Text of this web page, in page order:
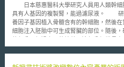
裡。發生這件事我並不意外，只不過我原
多侵權設計的人。雖然我承認我個人喜愛的
是神奇寶貝的粉絲也都會喜歡這設計的原
(generic-ness)。大多數都公認牠像一隻肥
日本慈惠醫科大學研究人員用人類幹細
具有人基因的複製腎，能過濾尿液。 研究人員先把生成腎臟的神經營
養因子基因植入骨髓含有的幹細胞，然後
細胞注入胚胎中可生成腎臟的部位。隨後，
周圍的腎間質。基因檢查結果確認該腎臟
長到一百五十毫克。 利用骨髓幹細胞進行再生醫療，生成皮膚和軟骨